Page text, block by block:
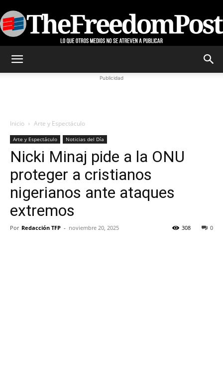
Publicidad
Inicio Arte y Espectáculo
Arte y Espectáculo Noticias del Día
Nicki Minaj pide a la ONU
proteger a cristianos
nigerianos ante ataques
extremos
Por Redacción TFP - noviembre 20, 2025 0
308